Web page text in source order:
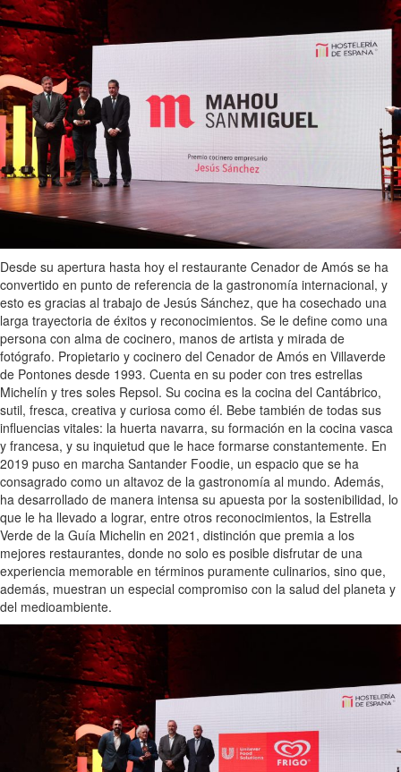
Desde su apertura hasta hoy el restaurante Cenador de Amós se ha
convertido en punto de referencia de la gastronomía internacional, y
esto es gracias al trabajo de Jesús Sánchez, que ha cosechado una
larga trayectoria de éxitos y reconocimientos. Se le define como una
persona con alma de cocinero, manos de artista y mirada de
fotógrafo. Propietario y cocinero del Cenador de Amós en Villaverde
de Pontones desde 1993. Cuenta en su poder con tres estrellas
Michelín y tres soles Repsol. Su cocina es la cocina del Cantábrico,
sutil, fresca, creativa y curiosa como él. Bebe también de todas sus
influencias vitales: la huerta navarra, su formación en la cocina vasca
y francesa, y su inquietud que le hace formarse constantemente. En
2019 puso en marcha Santander Foodie, un espacio que se ha
consagrado como un altavoz de la gastronomía al mundo. Además,
ha desarrollado de manera intensa su apuesta por la sostenibilidad, lo
que le ha llevado a lograr, entre otros reconocimientos, la Estrella
Verde de la Guía Michelin en 2021, distinción que premia a los
mejores restaurantes, donde no solo es posible disfrutar de una
experiencia memorable en términos puramente culinarios, sino que,
además, muestran un especial compromiso con la salud del planeta y
del medioambiente.